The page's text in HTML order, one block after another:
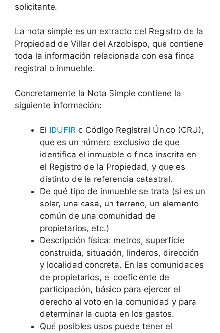
solicitante.
La nota simple es un extracto del Registro de la
Propiedad de Villar del Arzobispo, que contiene
toda la información relacionada con esa finca
registral o inmueble.
Concretamente la Nota Simple contiene la
siguiente información:
El IDUFIR o Código Registral Único (CRU),
que es un número exclusivo de que
identifica el inmueble o finca inscrita en
el Registro de la Propiedad, y que es
distinto de la referencia catastral.
De qué tipo de inmueble se trata (si es un
solar, una casa, un terreno, un elemento
común de una comunidad de
propietarios, etc.)
Descripción física: metros, superficie
construida, situación, linderos, dirección
y localidad concreta. En las comunidades
de propietarios, el coeficiente de
participación, básico para ejercer el
derecho al voto en la comunidad y para
determinar la cuota en los gastos.
Qué posibles usos puede tener el